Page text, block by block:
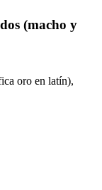
(macho y
oro en latín),